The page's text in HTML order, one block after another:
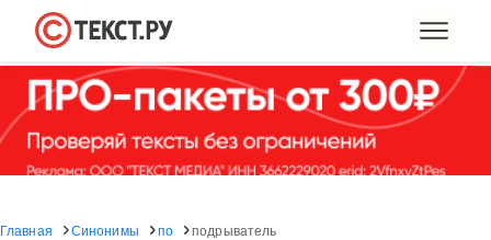
Главная Синонимы по подрыватель